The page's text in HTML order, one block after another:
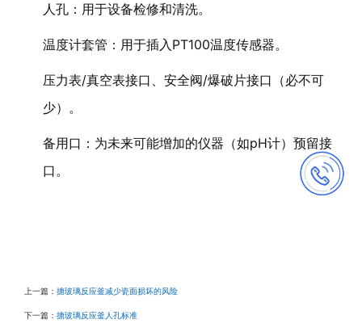
人孔：用于设备检修和清洗。
温度计套管：用于插入PT100温度传感器。
压力表/真空表接口、安全阀/爆破片接口（必不可
少）。
备用口：为未来可能增加的仪器（如pH计）预留接
口。
上一篇： 搪玻璃反应釜减少瓷面损坏的风险
下一篇： 搪玻璃反应釜人孔标准